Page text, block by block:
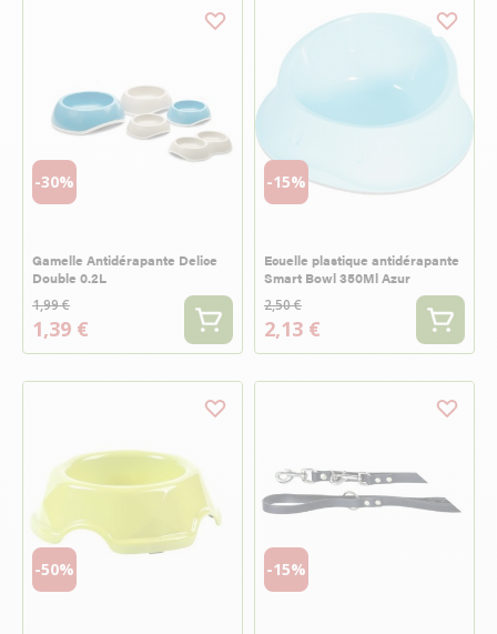
-30%
Gamelle Antidérapante Delice
Double 0.2L
1,99 €
1,39 €
-15%
Ecuelle plastique antidérapante
Smart Bowl 350Ml Azur
2,50 €
2,13 €
-50% -15%